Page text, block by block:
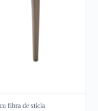
fibra de sticla